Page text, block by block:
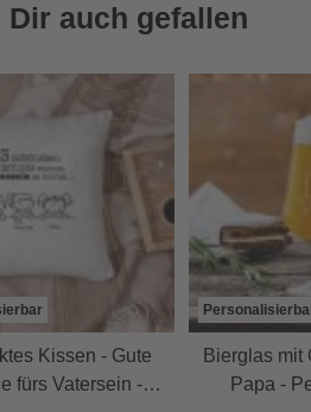
Dir auch gefallen
Kissen - Gute
fürs Vatersein -
Bierglas mit
Papa -